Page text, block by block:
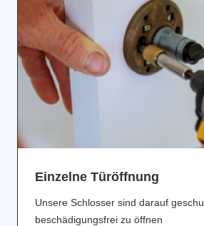
Einzelne Türöffnung
Unsere Schlosser sind darauf
beschädigungsfrei zu öffnen